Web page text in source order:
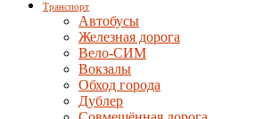
Транспорт
Автобусы
Железная дорога
Вело-СИМ
Вокзалы
Обход города
Дублер